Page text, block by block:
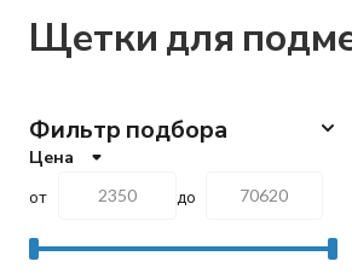
Щетки для
Фильтр подбора
Цена
от
до